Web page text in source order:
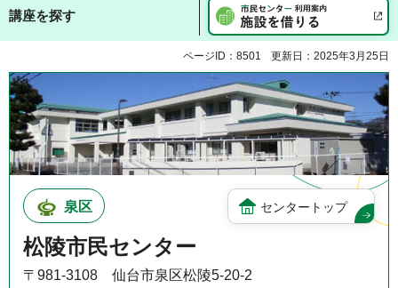
講座を探す
ページID：8501 更新日：2025年3月25日
泉区 センタートップ
松陵市民センター
〒981-3108 仙台市泉区松陵5-20-2